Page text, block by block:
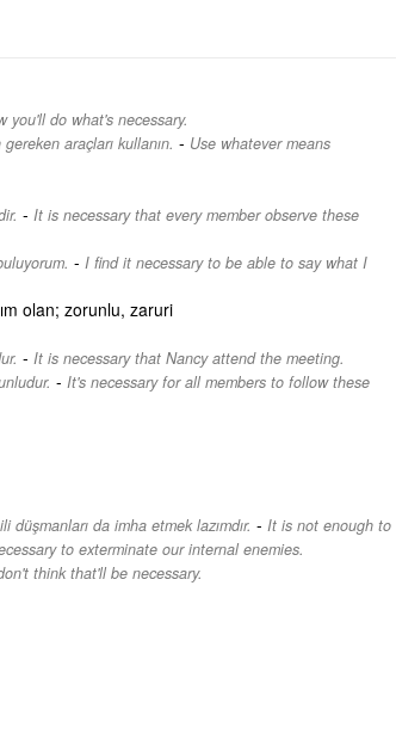
you'll do what's necessary.
araçları kullanın. - Use whatever means
- It is necessary that every member observe these
- I find it necessary to be able to say what I
olan; zorunlu, zaruri
- It is necessary that Nancy attend the meeting.
- It's necessary for all members to follow these
da imha etmek lazımdır. - It is not enough to
to exterminate our internal enemies.
think that'll be necessary.